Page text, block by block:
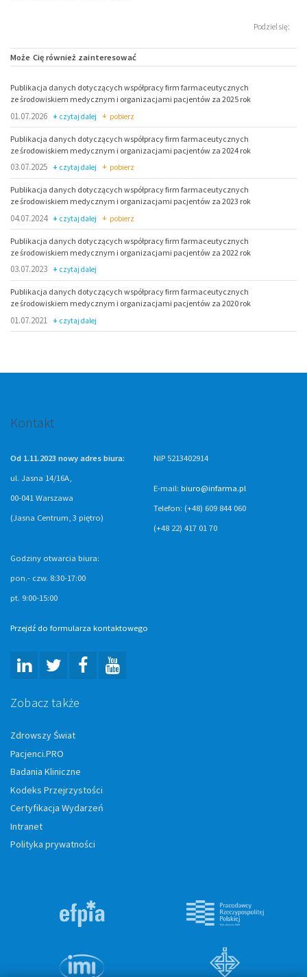
Podziel się:
Może Cię również zainteresować
Publikacja danych dotyczących współpracy firm farmaceutycznych
ze środowiskiem medycznym i organizacjami pacjentów za 2025 rok
01.07.2026 czytaj dalej pobierz
Publikacja danych dotyczących współpracy firm farmaceutycznych
ze środowiskiem medycznym i organizacjami pacjentów za 2024 rok
03.07.2025 czytaj dalej pobierz
Publikacja danych dotyczących współpracy firm farmaceutycznych
ze środowiskiem medycznym i organizacjami pacjentów za 2023 rok
04.07.2024 czytaj dalej pobierz
Publikacja danych dotyczących współpracy firm farmaceutycznych
ze środowiskiem medycznym i organizacjami pacjentów za 2022 rok
03.07.2023 czytaj dalej
Publikacja danych dotyczących współpracy firm farmaceutycznych
ze środowiskiem medycznym i organizacjami pacjentów za 2020 rok
01.07.2021 czytaj dalej
Kontakt
Od 1.11.2023 nowy adres biura:
ul. Jasna 14/16A,
00-041 Warszawa
(Jasna Centrum, 3 piętro)
NIP 5213402914
E-mail: biuro@infarma.pl
Telefon: (+48) 609 844 060
(+48 22) 417 01 70
Godziny otwarcia biura:
pon.- czw. 8:30-17:00
pt. 9:00-15:00
Przejdź do formularza kontaktowego
Zobacz także
Zdrowszy Świat
Pacjenci.PRO
Badania Kliniczne
Kodeks Przejrzystości
Certyfikacja Wydarzeń
Intranet
Polityka prywatności